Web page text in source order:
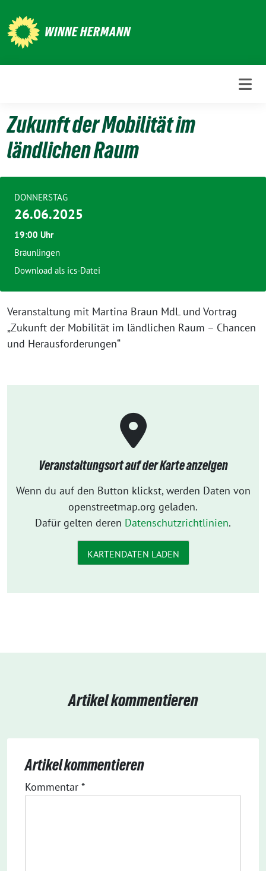
zum
Inhalt
WINNE HERMANN
Zukunft der Mobilität im
ländlichen Raum
Veranstaltung mit Martina Braun MdL und Vortrag
„Zukunft der Mobilität im ländlichen Raum – Chancen
und Herausforderungen“
DONNERSTAG
26.06.2025
19:00 Uhr
Bräunlingen
Download als ics-Datei
Veranstaltungsort auf der Karte anzeigen
Wenn du auf den Button klickst, werden Daten von
openstreetmap.org geladen.
Dafür gelten deren Datenschutzrichtlinien.
KARTENDATEN LADEN
Artikel kommentieren
Artikel kommentieren
Kommentar *